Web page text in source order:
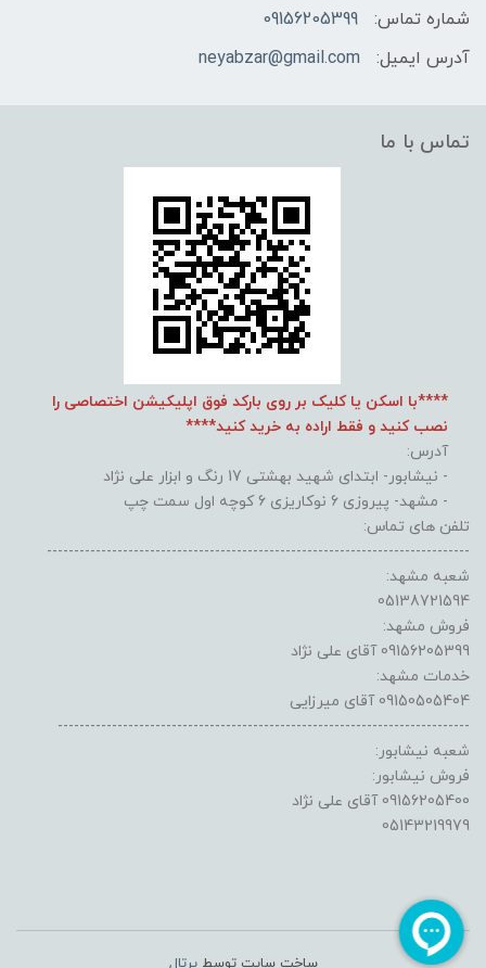
شماره تماس:
09156205399
آدرس ایمیل:
neyabzar@gmail.com
تماس با ما
****با اسکن یا کلیک بر روی بارکد فوق اپلیکیشن اختصاصی را
نصب کنید و فقط اراده به خرید کنید****
آدرس:
- نیشابور- ابتدای شهید بهشتی 17 رنگ و ابزار علی نژاد
- مشهد- پیروزی 6 نوکاریزی 6 کوچه اول سمت چپ
تلفن های تماس:
------------------------------------------------------------------------------
شعبه مشهد:
05138721594
فروش مشهد:
09156205399 آقای علی نژاد
خدمات مشهد:
09150505404 آقای میرزایی
----------------------------------------------------------------------------
شعبه نیشابور:
فروش نیشابور:
09156205400 آقای علی نژاد
05143219979
ساخت سایت توسطپرتال